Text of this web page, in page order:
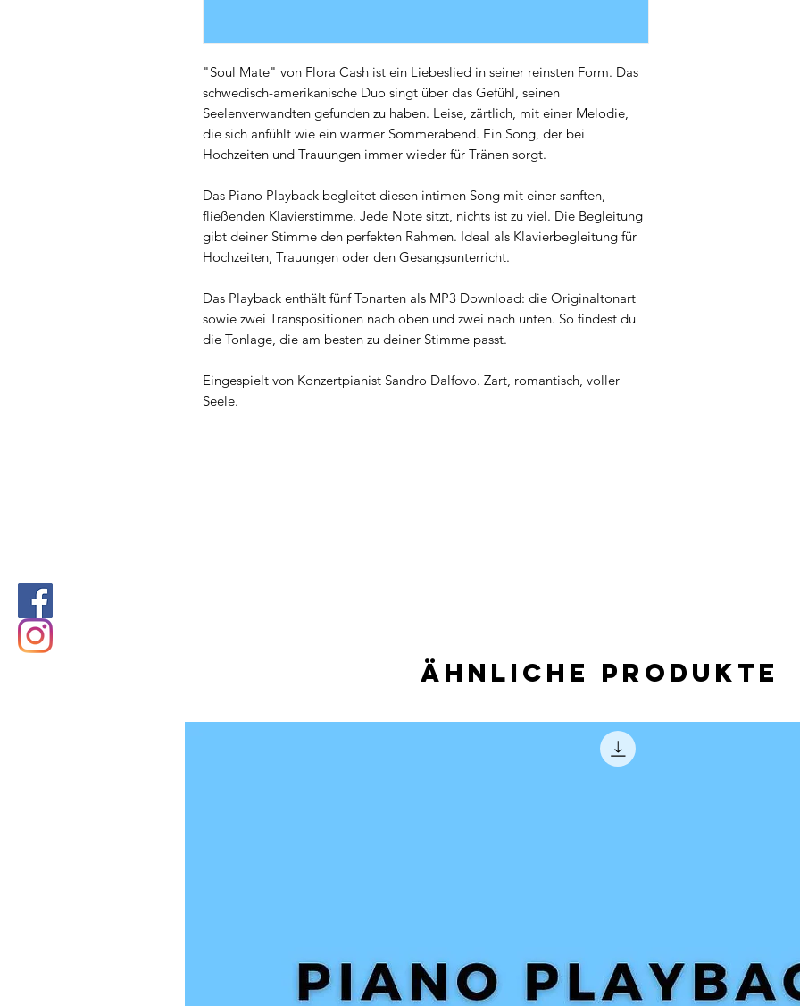
"Soul Mate" von Flora Cash ist ein Liebeslied in seiner reinsten Form. Das
schwedisch-amerikanische Duo singt über das Gefühl, seinen
Seelenverwandten gefunden zu haben. Leise, zärtlich, mit einer Melodie,
die sich anfühlt wie ein warmer Sommerabend. Ein Song, der bei
Hochzeiten und Trauungen immer wieder für Tränen sorgt.
Das Piano Playback begleitet diesen intimen Song mit einer sanften,
fließenden Klavierstimme. Jede Note sitzt, nichts ist zu viel. Die Begleitung
gibt deiner Stimme den perfekten Rahmen. Ideal als Klavierbegleitung für
Hochzeiten, Trauungen oder den Gesangsunterricht.
Das Playback enthält fünf Tonarten als MP3 Download: die Originaltonart
sowie zwei Transpositionen nach oben und zwei nach unten. So findest du
die Tonlage, die am besten zu deiner Stimme passt.
Eingespielt von Konzertpianist Sandro Dalfovo. Zart, romantisch, voller
Seele.
Ähnliche Produkte